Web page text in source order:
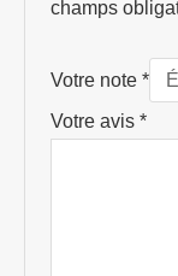
champs
Votre note*
Votre avis*